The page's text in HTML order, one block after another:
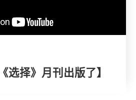
选择》月刊出版了】